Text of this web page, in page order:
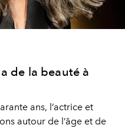
de la beauté à
ans, l’actrice et
autour de l’âge et de